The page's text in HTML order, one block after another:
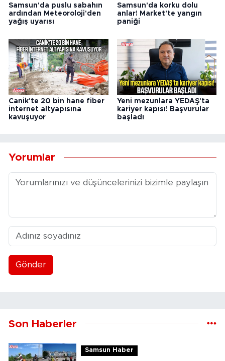
Samsun'da puslu sabahın
ardından Meteoroloji'den
yağış uyarısı
Samsun'da korku dolu
anlar! Market'te yangın
paniği
Canik'te 20 bin hane fiber
internet altyapısına
kavuşuyor
Yeni mezunlara YEDAŞ'ta
kariyer kapısı! Başvurular
başladı
Yorumlar
Gönder
Son Haberler
Samsun Haber